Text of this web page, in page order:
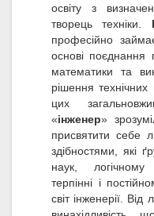
освіту з
творець техніки.
професійно
основі поєднання
математики та
рішення
цих
«інженер»
присвятити себе
здібностями, які
наук,
терпінні і
світ інженерії.